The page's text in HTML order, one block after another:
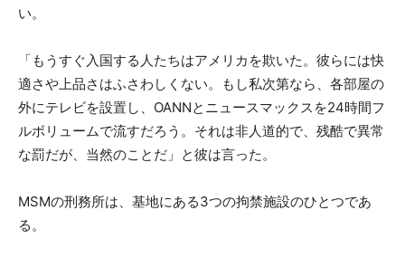
い。
「もうすぐ入国する人たちはアメリカを欺いた。彼らには快
適さや上品さはふさわしくない。もし私次第なら、各部屋の
外にテレビを設置し、OANNとニュースマックスを24時間フ
ルボリュームで流すだろう。それは非人道的で、残酷で異常
な罰だが、当然のことだ」と彼は言った。
MSMの刑務所は、基地にある3つの拘禁施設のひとつであ
る。